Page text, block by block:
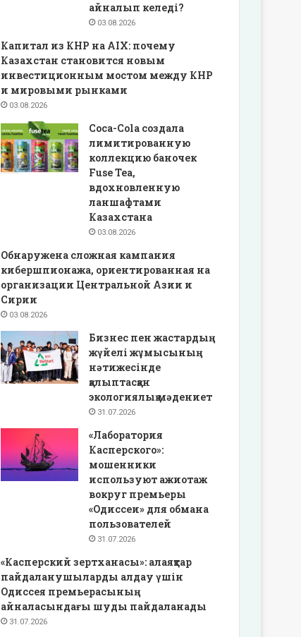
айналып келеді?
03.08.2026
Капитал из КНР на AIX: почему
Казахстан становится новым
инвестиционным мостом между КНР
и мировыми рынками
03.08.2026
Coca-Cola создала
лимитированную
коллекцию баночек
Fuse Tea,
вдохновленную
ланшафтами
Казахстана
03.08.2026
Обнаружена сложная кампания
кибершпионажа, ориентированная на
организации Центральной Азии и
Сирии
03.08.2026
Бизнес пен жастардың
жүйелі жұмысының
нәтижесінде
қалыптасқан
экологиялық мәдениет
31.07.2026
«Лаборатория
Касперского»:
мошенники
используют ажиотаж
вокруг премьеры
«Одиссеи» для обмана
пользователей
31.07.2026
«Касперский зертханасы»: алаяқтар
пайдаланушыларды алдау үшін
Одиссея премьерасының
айналасындағы шуды пайдаланады
31.07.2026